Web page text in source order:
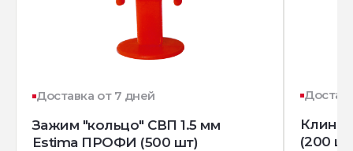
Доставка от 7 дней
Зажим "кольцо" СВП 1.5 мм
Estima ПРОФИ (500 шт)
Клин
(200